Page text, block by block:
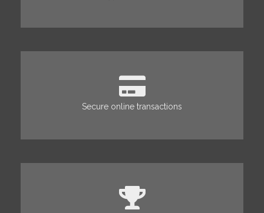
Secure online transactions